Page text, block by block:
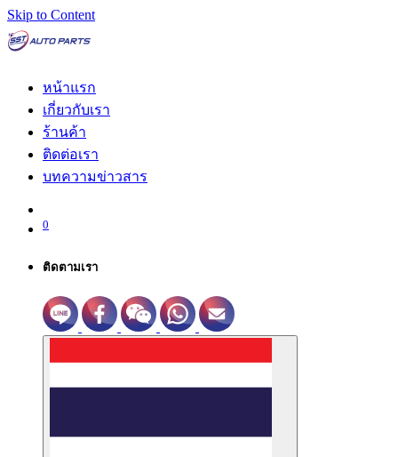
Skip to Content
หน้าแรก
เกี่ยวกับเรา
ร้านค้า
ติดต่อเรา
บทความข่าวสาร
0
ติดตามเรา